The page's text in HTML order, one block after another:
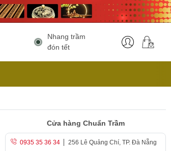
Nhang trầm
đón tết
Cửa hàng Chuẩn Trầm
0935 35 36 34 256 Lê Quảng Chí, TP. Đà Nẵng